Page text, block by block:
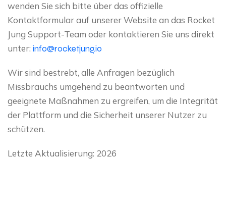
wenden Sie sich bitte über das offizielle
Kontaktformular auf unserer Website an das Rocket
Jung Support-Team oder kontaktieren Sie uns direkt
unter: info@rocketjung.io
Wir sind bestrebt, alle Anfragen bezüglich
Missbrauchs umgehend zu beantworten und
geeignete Maßnahmen zu ergreifen, um die Integrität
der Plattform und die Sicherheit unserer Nutzer zu
schützen.
Letzte Aktualisierung: 2026